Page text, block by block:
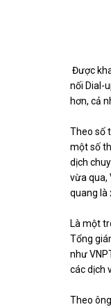
Được
nối Dial-
hơn, cả
Theo số
một số
dịch
vừa qua,
quang là
Là một
Tổng
như
các dịch
Theo